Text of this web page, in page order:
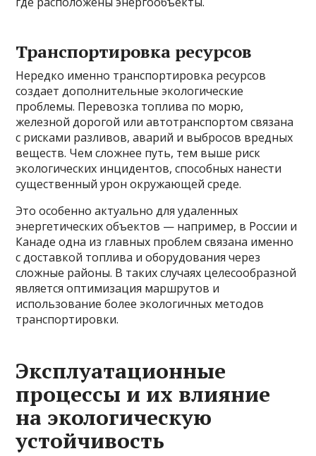
Транспортировка ресурсов
Нередко именно транспортировка ресурсов
создает дополнительные экологические
проблемы. Перевозка топлива по морю,
железной дорогой или автотранспортом связана
с рисками разливов, аварий и выбросов вредных
веществ. Чем сложнее путь, тем выше риск
экологических инцидентов, способных нанести
существенный урон окружающей среде.
Это особенно актуально для удаленных
энергетических объектов — например, в России и
Канаде одна из главных проблем связана именно
с доставкой топлива и оборудования через
сложные районы. В таких случаях целесообразной
является оптимизация маршрутов и
использование более экологичных методов
транспортировки.
Эксплуатационные
процессы и их влияние
на экологическую
устойчивость